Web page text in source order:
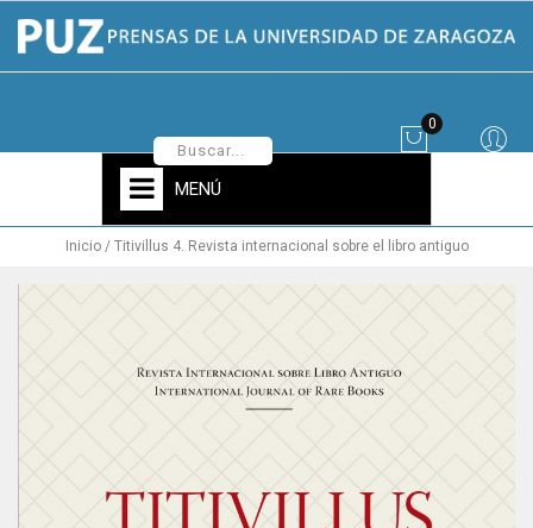
0
MENÚ
Inicio Titivillus 4. Revista internacional sobre el libro antiguo